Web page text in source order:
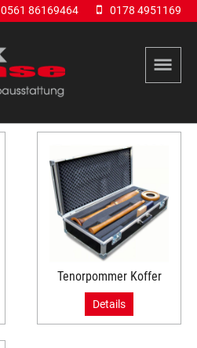
0561 86169464 0178 4951169
Tenorpommer Koffer
Details